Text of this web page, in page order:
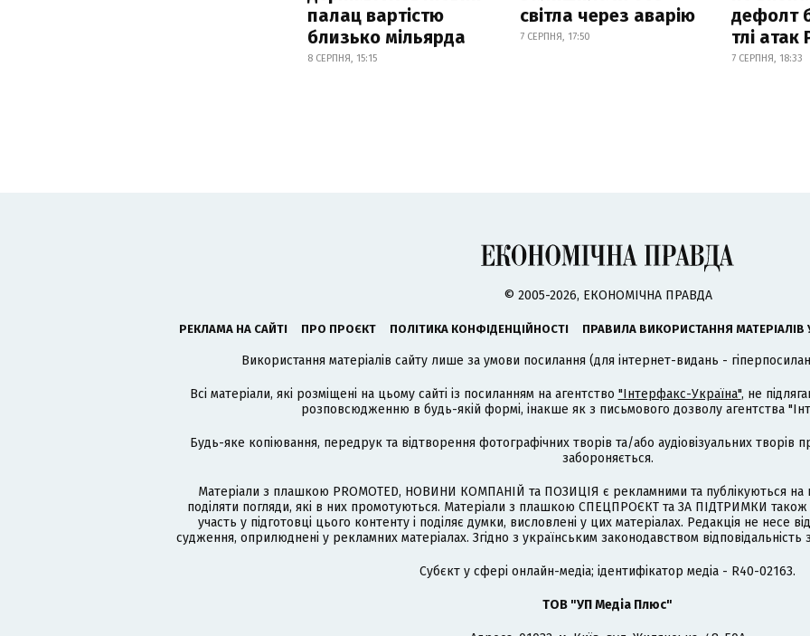
палац вартістю
близько мільярда
8 СЕРПНЯ, 15:15
світла через аварію
7 СЕРПНЯ, 17:50
дефолт
тлі
7 СЕРПНЯ, 18:33
© 2005-2026, ЕКОНОМІЧНА ПРАВДА
РЕКЛАМА НА САЙТІ ПРО ПРОЄКТ ПОЛІТИКА КОНФІДЕНЦІЙНОСТІ ПРАВИЛА ВИКОРИСТАННЯ МАТЕРІАЛІВ
Використання матеріалів сайту лише за умови посилання (для інтернет-видань -
Всі матеріали, які розміщені на цьому сайті із посиланням на агентство "Інтерфакс-Україна", не
розповсюдженню в будь-якій формі, інакше як з письмового дозволу агентства
Будь-яке копіювання, передрук та відтворення фотографічних творів та/або аудіовізуальних
забороняється.
Матеріали з плашкою PROMOTED, НОВИНИ КОМПАНІЙ та ПОЗИЦІЯ є рекламними та публікуються на
поділяти погляди, які в них промотуються. Матеріали з плашкою СПЕЦПРОЄКТ та ЗА ПІДТРИМКИ
участь у підготовці цього контенту і поділяє думки, висловлені у цих матеріалах. Редакція не несе
судження, оприлюднені у рекламних матеріалах. Згідно з українським законодавством
Cубєкт у сфері онлайн-медіа; ідентифікатор медіа - R40-02163.
ТОВ "УП Медіа Плюс"